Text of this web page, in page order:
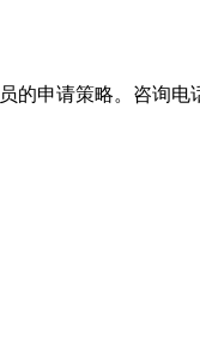
申请策略。咨询电